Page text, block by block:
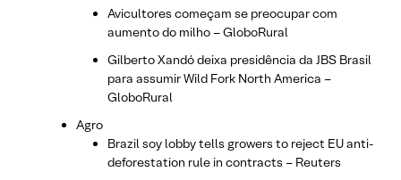
Avicultores começam se preocupar com
aumento do milho – GloboRural
Gilberto Xandó deixa presidência da JBS Brasil
para assumir Wild Fork North America –
GloboRural
Agro
Brazil soy lobby tells growers to reject EU anti-
deforestation rule in contracts – Reuters